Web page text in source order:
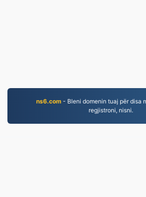
ns6.com- Bleni domenin tuaj për disa
regjistroni, nisni.